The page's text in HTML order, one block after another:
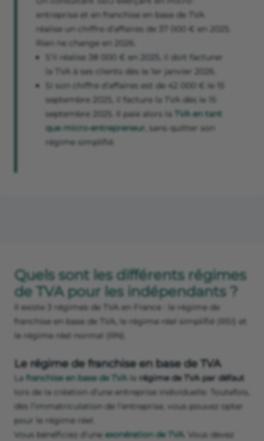
entreprise et en franchise en base de TVA
réalise un chiffre d’affaires de 37 000 € en 2025.
Rien ne change en 2026.
S’il réalise 38 000 € en 2025, il doit facturer
la TVA à ses clients dès le 1er janvier 2026.
Si son chiffre d’affaires est de 42 000 € le 15
septembre 2025, il facture la TVA dès le 15
septembre 2025. Il paie alors la TVA en tant
que micro-entrepreneur , sans quitter son
régime simplifié.
Quels sont les différents régimes
de TVA pour les indépendants ?
Il existe 3 régimes de TVA en France : le régime de
franchise en base de TVA, le régime réel simplifié (RSI) et
le régime réel normal (RN).
Le régime de franchise en base de TVA
La franchise en base de TVA le régime de TVA par défaut
lors de la création d’une entreprise individuelle. Toutefois,
dès l’immatriculation de l’entreprise, vous pouvez opter
pour le régime réel.
Vous bénéficiez d’uneexonération de TVA. Vous devez